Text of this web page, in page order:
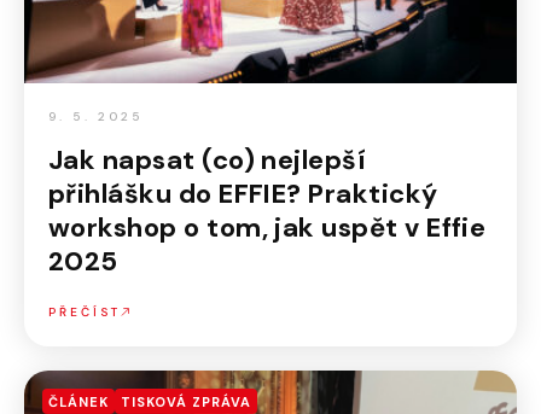
9. 5. 2025
Jak napsat (co) nejlepší
přihlášku do EFFIE? Praktický
workshop o tom, jak uspět v Effie
2025
PŘEČÍST
ČLÁNEK TISKOVÁ ZPRÁVA